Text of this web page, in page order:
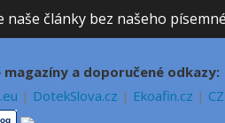
články bez našeho
a doporučené odkazy:
| DotekSlova.cz | Ekoafin.cz |